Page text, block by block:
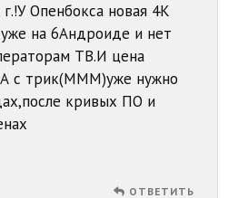
Опенбокса новая 4К
на 6Андроиде и нет
ТВ.И цена
с трик(МММ)уже нужно
кривых ПО и
ОТВЕТИТЬ